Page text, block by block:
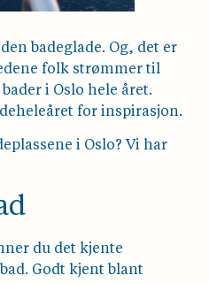
badeglade. Og, det er
folk strømmer til
i Oslo hele året.
for inspirasjon.
i Oslo? Vi har
du det kjente
Godt kjent blant